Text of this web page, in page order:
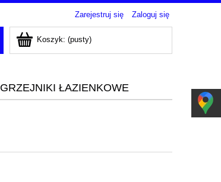
Zarejestruj się Zaloguj się
Koszyk: (pusty)
GRZEJNIKI ŁAZIENKOWE